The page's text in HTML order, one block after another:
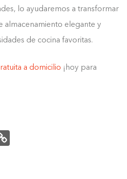
lo ayudaremos a transformar
almacenamiento elegante y
de cocina favoritas.
a domicilio ¡hoy para